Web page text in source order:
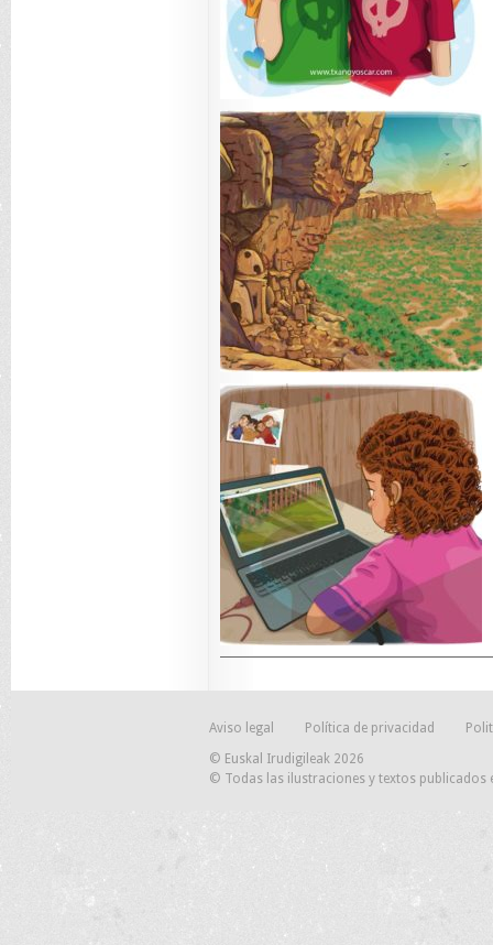
Aviso legal Política de privacidad
© Euskal Irudigileak 2026
© Todas las ilustraciones y textos publicados